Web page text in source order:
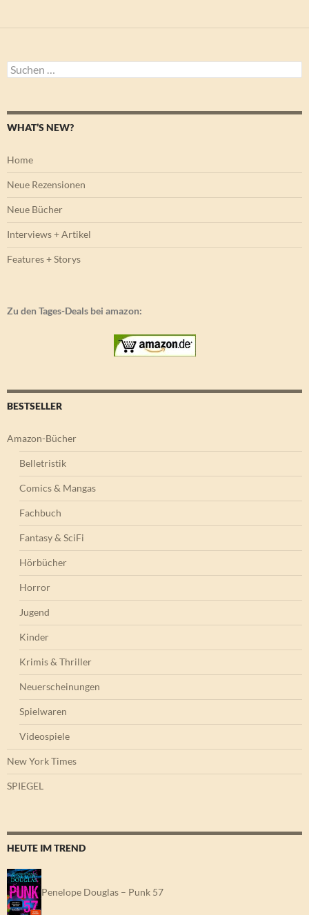
Suchen
nach:
WHAT’S NEW?
Home
Neue Rezensionen
Neue Bücher
Interviews + Artikel
Features + Storys
Zu den Tages-Deals bei amazon:
BESTSELLER
Amazon-Bücher
Belletristik
Comics & Mangas
Fachbuch
Fantasy & SciFi
Hörbücher
Horror
Jugend
Kinder
Krimis & Thriller
Neuerscheinungen
Spielwaren
Videospiele
New York Times
SPIEGEL
HEUTE IM TREND
Penelope Douglas – Punk 57